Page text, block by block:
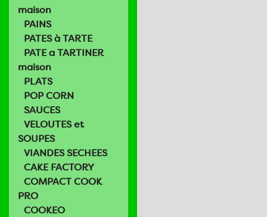
maison
PAINS
PATES à TARTE
PATE a TARTINER
maison
PLATS
POP CORN
SAUCES
VELOUTES et
SOUPES
VIANDES SECHEES
CAKE FACTORY
COMPACT COOK
PRO
COOKEO